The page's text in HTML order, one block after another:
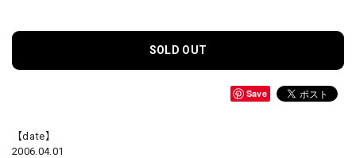
SOLD OUT
Save
【date】
2006.04.01